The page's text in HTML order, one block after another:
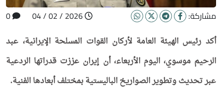
مشاركة:
أكد رئيس الهيئة العامة لأركان القوات المسلحة الإيرانية، عبد
الرحيم موسوي، اليوم الأربعاء، أن إيران عززت قدراتها الردعية
عبر تحديث وتطوير الصواريخ الباليستية بمختلف أبعادها الفنية.